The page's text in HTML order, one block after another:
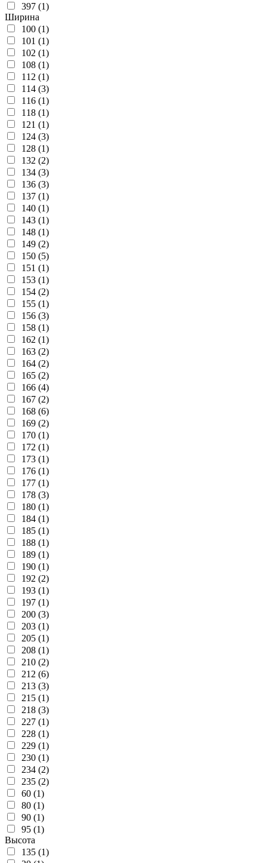
397 (1)
Ширина
100 (1)
101 (1)
102 (1)
108 (1)
112 (1)
114 (3)
116 (1)
118 (1)
121 (1)
124 (3)
128 (1)
132 (2)
134 (3)
136 (3)
137 (1)
140 (1)
143 (1)
148 (1)
149 (2)
150 (5)
151 (1)
153 (1)
154 (2)
155 (1)
156 (3)
158 (1)
162 (1)
163 (2)
164 (2)
165 (2)
166 (4)
167 (2)
168 (6)
169 (2)
170 (1)
172 (1)
173 (1)
176 (1)
177 (1)
178 (3)
180 (1)
184 (1)
185 (1)
188 (1)
189 (1)
190 (1)
192 (2)
193 (1)
197 (1)
200 (3)
203 (1)
205 (1)
208 (1)
210 (2)
212 (6)
213 (3)
215 (1)
218 (3)
227 (1)
228 (1)
229 (1)
230 (1)
234 (2)
235 (2)
60 (1)
80 (1)
90 (1)
95 (1)
Высота
135 (1)